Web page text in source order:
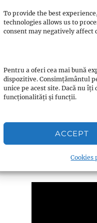
To provide the best
technologies allows us to
consent may negatively
Pentru a oferi cea mai bună
dispozitive. Consimțământul
unice pe acest site. Dacă nu
funcționalități și funcții.
ACCEPT
Facebook
LinkedIn 0